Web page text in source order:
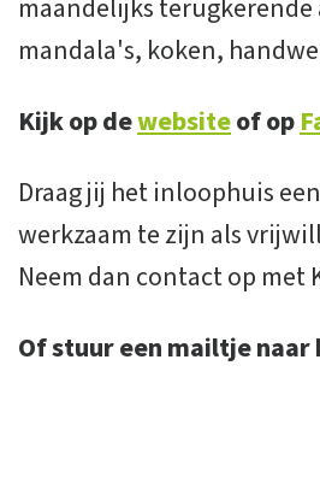
maandelijks
mandala's, koken,
Kijk op dewebsiteof op
Draag jij het inloophuis
werkzaam te zijn als
Neem dan contact op met
Of stuur een mailtje naar